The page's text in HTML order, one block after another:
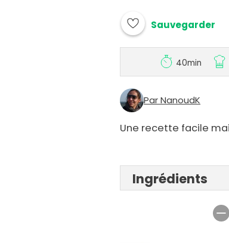
Sauvegarder
40min
Par NanoudK
Une recette facile
Ingrédients